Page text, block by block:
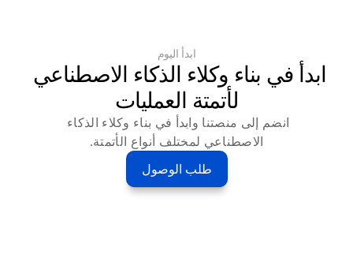
ابدأ اليوم
لأتمتة العمليات
الاصطناعي لمختلف أنواع الأتمتة.
طلب الوصول